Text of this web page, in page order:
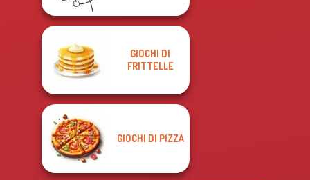
GIOCHI DI
FRITTELLE
GIOCHI DI PIZZA